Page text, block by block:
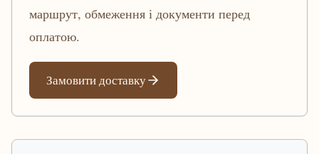
маршрут, обмеження і документи перед
оплатою.
Замовити доставку